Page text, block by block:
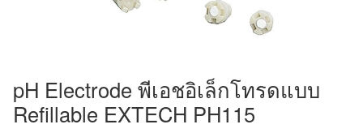
pH Electrode พีเอชอิเล็กโทรดแบบ
Refillable EXTECH PH115